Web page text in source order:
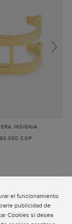
el funcionamiento
publicidad de
Cookies si desea
INSIGNIA
COP